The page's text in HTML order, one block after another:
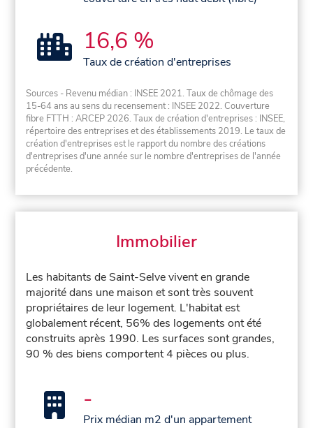
16,6 %
Taux de création d'entreprises
Sources - Revenu médian : INSEE 2021. Taux de chômage des
15-64 ans au sens du recensement : INSEE 2022. Couverture
fibre FTTH : ARCEP 2026. Taux de création d'entreprises : INSEE,
répertoire des entreprises et des établissements 2019. Le taux de
création d'entreprises est le rapport du nombre des créations
d'entreprises d'une année sur le nombre d'entreprises de l'année
précédente.
Immobilier
Les habitants de Saint-Selve vivent en grande
majorité dans une maison et sont très souvent
propriétaires de leur logement. L'habitat est
globalement récent, 56% des logements ont été
construits après 1990. Les surfaces sont grandes,
90 % des biens comportent 4 pièces ou plus.
-
Prix médian m2 d'un appartement